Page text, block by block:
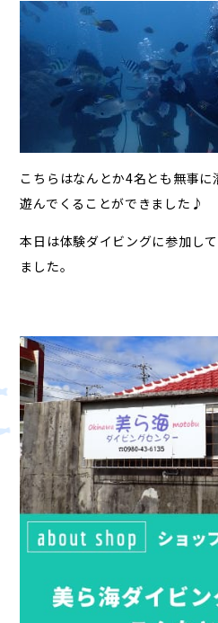
こちらはなんとか4名とも無事
遊んでくることができました♪
本日は体験ダイビングに参加し
ました。